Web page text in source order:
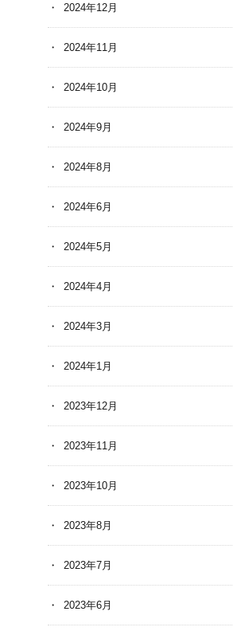
2024年12月
2024年11月
2024年10月
2024年9月
2024年8月
2024年6月
2024年5月
2024年4月
2024年3月
2024年1月
2023年12月
2023年11月
2023年10月
2023年8月
2023年7月
2023年6月